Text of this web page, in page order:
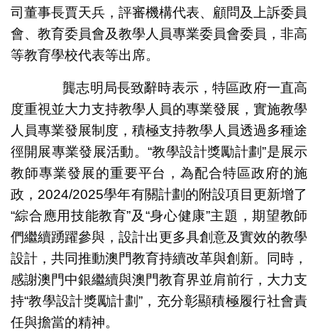
司董事長賈天兵，評審機構代表、顧問及上訴委員
會、教育委員會及教學人員專業委員會委員，非高
等教育學校代表等出席。
龔志明局長致辭時表示，特區政府一直高
度重視並大力支持教學人員的專業發展，實施教學
人員專業發展制度，積極支持教學人員透過多種途
徑開展專業發展活動。“教學設計獎勵計劃”是展示
教師專業發展的重要平台，為配合特區政府的施
政，2024/2025學年有關計劃的附設項目更新增了
“綜合應用技能教育”及“身心健康”主題，期望教師
們繼續踴躍參與，設計出更多具創意及實效的教學
設計，共同推動澳門教育持續改革與創新。同時，
感謝澳門中銀繼續與澳門教育界並肩前行，大力支
持“教學設計獎勵計劃”，充分彰顯積極履行社會責
任與擔當的精神。